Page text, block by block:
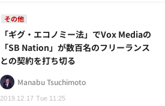
その他
2019.12.17 Tue 11:25
「ギグ・エコノミー法」でVox Mediaの
「SB Nation」が数百名のフリーランス
との契約を打ち切る
Manabu Tsuchimoto